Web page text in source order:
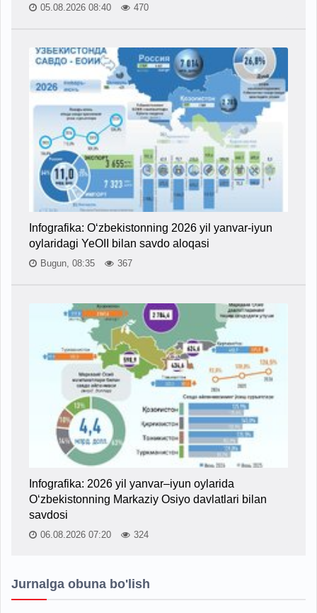
05.08.2026 08:40 470
Infografika: O‘zbekistonning 2026 yil yanvar-iyun
oylaridagi YeOII bilan savdo aloqasi
Bugun, 08:35 367
Infografika: 2026 yil yanvar–iyun oylarida
O‘zbekistonning Markaziy Osiyo davlatlari bilan
savdosi
06.08.2026 07:20 324
Jurnalga obuna bo'lish